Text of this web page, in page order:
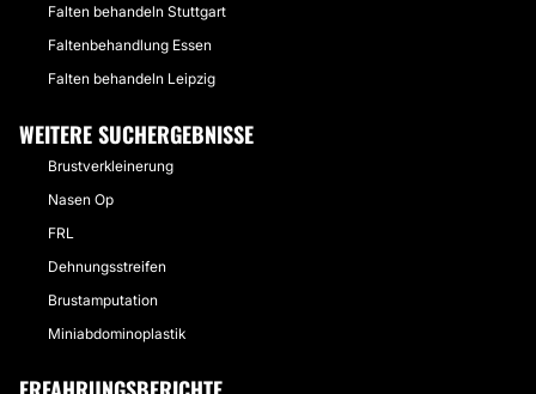
Falten behandeln Stuttgart
Faltenbehandlung Essen
Falten behandeln Leipzig
WEITERE SUCHERGEBNISSE
Brustverkleinerung
Nasen Op
FRL
Dehnungsstreifen
Brustamputation
Miniabdominoplastik